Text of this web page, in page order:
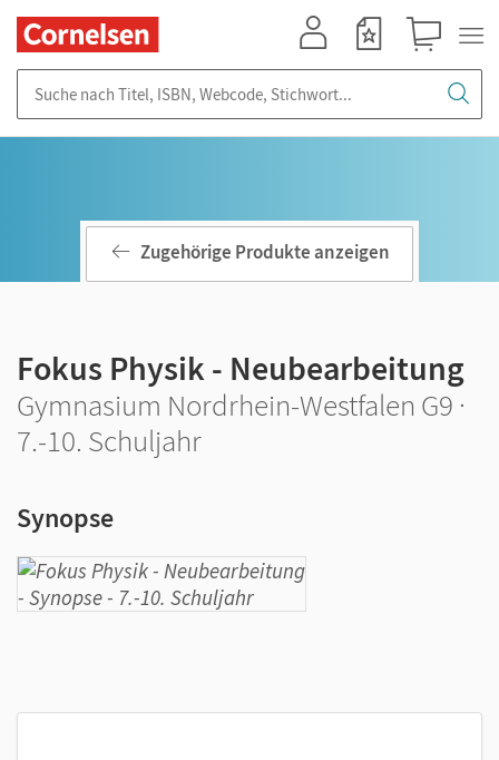
Zugehörige Produkte anzeigen
Fokus Physik - Neubearbeitung
Gymnasium Nordrhein-Westfalen G9 ·
7.-10. Schuljahr
Synopse